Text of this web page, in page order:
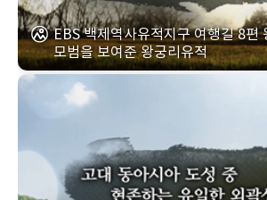
EBS 백제역사유적지구 여행길 8편
모범을 보여준 왕궁리유적